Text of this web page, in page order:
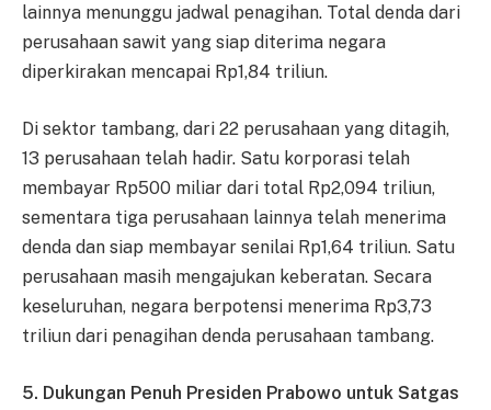
lainnya menunggu jadwal penagihan. Total denda dari
perusahaan sawit yang siap diterima negara
diperkirakan mencapai Rp1,84 triliun.
Di sektor tambang, dari 22 perusahaan yang ditagih,
13 perusahaan telah hadir. Satu korporasi telah
membayar Rp500 miliar dari total Rp2,094 triliun,
sementara tiga perusahaan lainnya telah menerima
denda dan siap membayar senilai Rp1,64 triliun. Satu
perusahaan masih mengajukan keberatan. Secara
keseluruhan, negara berpotensi menerima Rp3,73
triliun dari penagihan denda perusahaan tambang.
5. Dukungan Penuh Presiden Prabowo untuk Satgas